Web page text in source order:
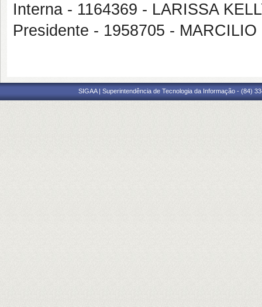
Interna - 1164369 - LARISSA
Presidente - 1958705 -
SIGAA | Superintendência de Tecnologia da Informação - (84)